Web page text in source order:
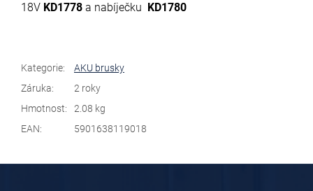
18V KD1778 a nabíječku KD1780
Kategorie:
AKU brusky
Záruka:
2 roky
Hmotnost:
2.08 kg
EAN: 5901638119018